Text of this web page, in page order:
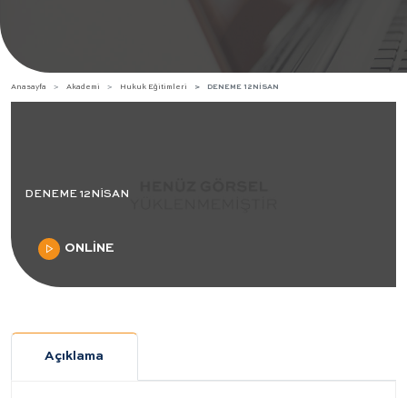
Anasayfa Akademi Hukuk Eğitimleri DENEME 12NİSAN
DENEME 12NİSAN
ONLİNE
Açıklama